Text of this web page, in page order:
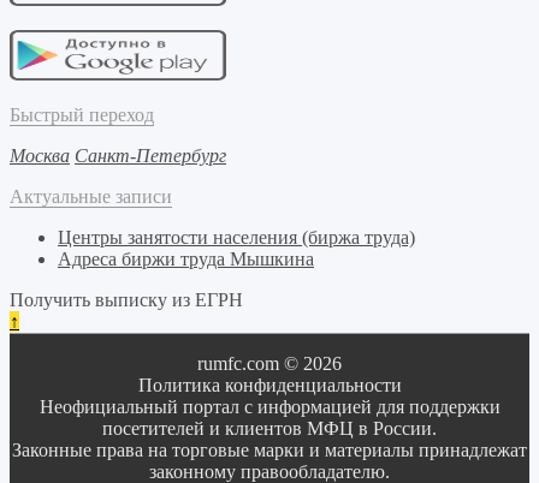
Быстрый переход
Москва Санкт-Петербург
Актуальные записи
Центры занятости населения (биржа труда)
Адреса биржи труда Мышкина
Получить выписку из ЕГРН
↑
rumfc.com © 2026
Политика конфиденциальности
Неофициальный портал с информацией для поддержки
посетителей и клиентов МФЦ в России.
Законные права на торговые марки и материалы принадлежат
законному правообладателю.